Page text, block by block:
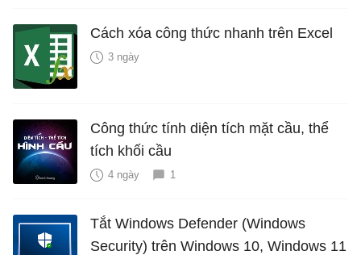
Cách xóa công thức nhanh trên Excel
3 ngày
Công thức tính diện tích mặt cầu, thể
tích khối cầu
4 ngày 1
Tắt Windows Defender (Windows
Security) trên Windows 10, Windows 11